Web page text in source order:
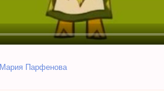
Мария Парфенова